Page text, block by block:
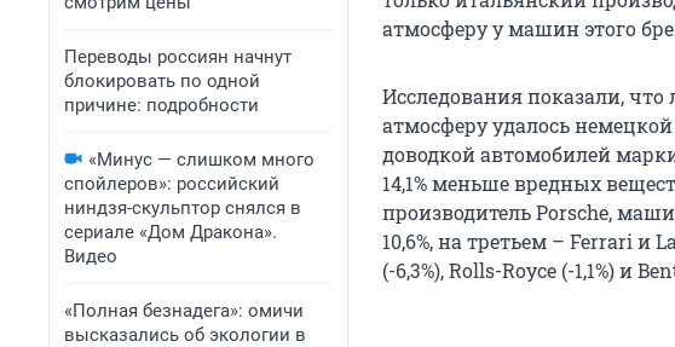
Переводы россиян начнут
блокировать по одной
причине: подробности
«Минус — слишком много
спойлеров»: российский
ниндзя-скульптор снялся в
сериале «Дом Дракона».
Видео
«Полная безнадега»: омичи
высказались об экологии в
атмосферу у машин этого
Исследования показали,
атмосферу удалось
доводкой автомобилей
14,1% меньше вредных
производитель Porsche,
10,6%, на третьем – Ferrari и
(-6,3%), Rolls-Royce (-1,1%) и